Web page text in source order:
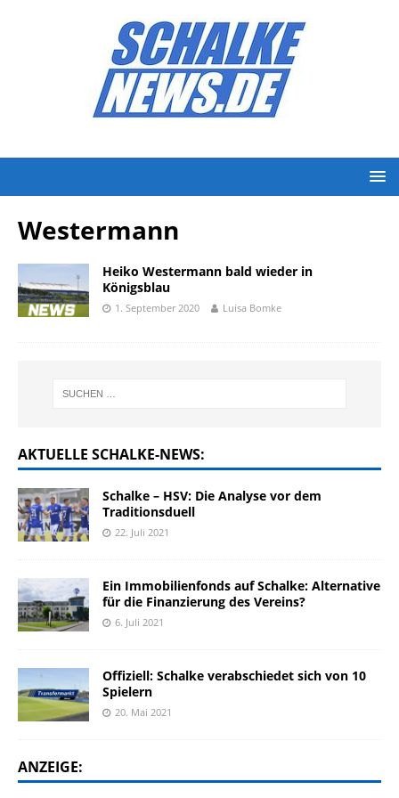
Westermann
Heiko Westermann bald wieder in
Königsblau
1. September 2020 Luisa Bomke
AKTUELLE SCHALKE-NEWS:
Schalke – HSV: Die Analyse vor dem
Traditionsduell
22. Juli 2021
Ein Immobilienfonds auf Schalke: Alternative
für die Finanzierung des Vereins?
6. Juli 2021
Offiziell: Schalke verabschiedet sich von 10
Spielern
20. Mai 2021
ANZEIGE: